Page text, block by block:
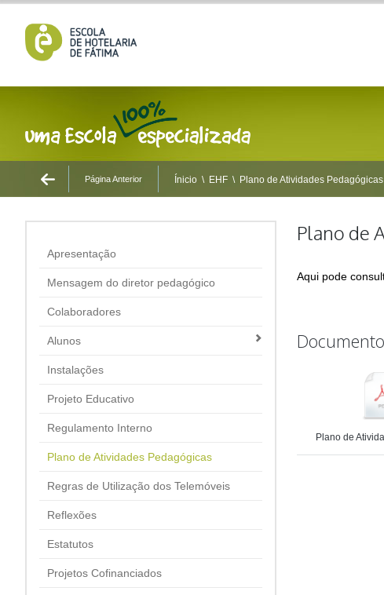
Página Anterior Ínicio \ EHF \ Plano de Atividades Pedagógicas
Apresentação
Mensagem do diretor pedagógico
Colaboradores
Alunos
Instalações
Projeto Educativo
Regulamento Interno
Plano de Atividades Pedagógicas
Regras de Utilização dos Telemóveis
Reflexões
Estatutos
Projetos Cofinanciados
Plano de
Aqui pode
Plano de